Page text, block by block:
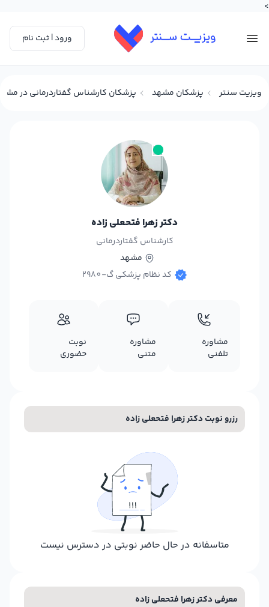
>
ورود | ثبت نام
ویزیت سنتر پزشکان مشهد پزشکان کارشناس گفتاردرمانی در
دکتر زهرا فتحعلی زاده
کارشناس گفتاردرمانی
مشهد
کد نظام پزشکی گ-2980
مشاوره
تلفنی
مشاوره
متنی
نوبت
حضوری
رزرو نوبت دکتر زهرا فتحعلی زاده
متاسفانه در حال حاضر نوبتی در دسترس نیست
معرفی دکتر زهرا فتحعلی زاده